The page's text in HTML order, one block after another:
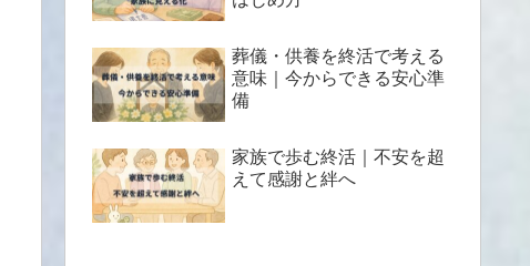
葬儀・供養を終活で考える
意味｜今からできる安心準
備
家族で歩む終活｜不安を超
えて感謝と絆へ